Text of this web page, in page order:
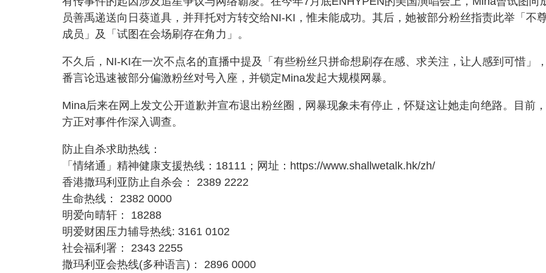
员善禹递送向日葵道具，并拜托对方转交给NI-KI，惟未能成功。其后，她被部分粉丝指责此举「不
成员」及「试图在会场刷存在角力」。
不久后，NI-KI在一次不点名的直播中提及「有些粉丝只拼命想刷存在感、求关注，让人感到可惜」
番言论迅速被部分偏激粉丝对号入座，并锁定Mina发起大规模网暴。
Mina后来在网上发文公开道歉并宣布退出粉丝圈，网暴现象未有停止，怀疑这让她走向绝路。目前
方正对事件作深入调查。
防止自杀求助热线：
「情绪通」精神健康支援热线：18111；网址：https://www.shallwetalk.hk/zh/
香港撒玛利亚防止自杀会： 2389 2222
生命热线： 2382 0000
明爱向晴轩： 18288
明爱财困压力辅导热线: 3161 0102
社会福利署： 2343 2255
撒玛利亚会热线(多种语言)： 2896 0000